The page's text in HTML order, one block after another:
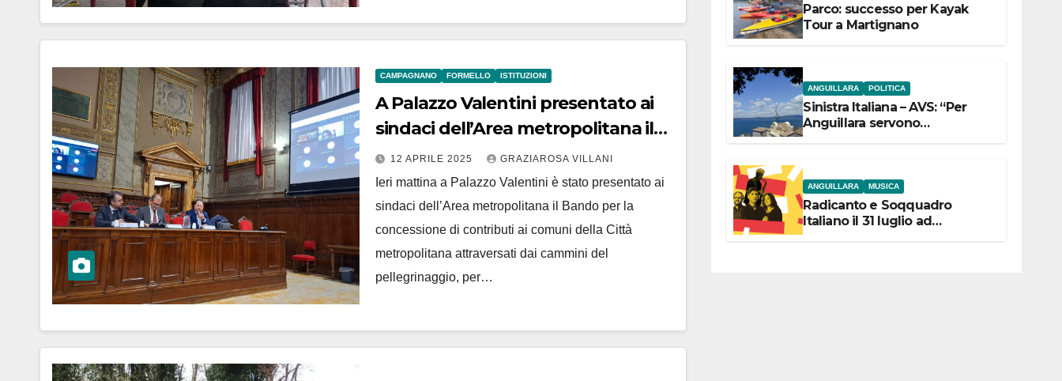
CAMPAGNANO FORMELLO ISTITUZIONI
A Palazzo Valentini presentato ai
sindaci dell’Area metropolitana il
Bando “Cammini del Giubileo
12 APRILE 2025 GRAZIAROSA VILLANI
Ieri mattina a Palazzo Valentini è stato presentato ai
sindaci dell’Area metropolitana il Bando per la
concessione di contributi ai comuni della Città
metropolitana attraversati dai cammini del
pellegrinaggio, per…
Parco: successo per Kayak
Tour a Martignano
ANGUILLARA POLITICA
Sinistra Italiana – AVS: “Per
Anguillara servono
ANGUILLARA MUSICA
Radicanto e Soqquadro
Italiano il 31 luglio ad